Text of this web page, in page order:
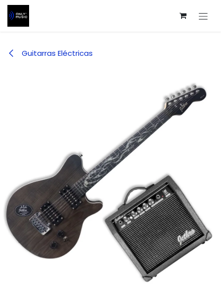
Ir al contenido
Guitarras Eléctricas